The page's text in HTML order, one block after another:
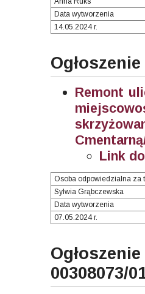
Data wytworzenia
14.05.2024 r.
Remont
Link
Osoba odpowiedzialna za
Sylwia Grąbczewska
Data wytworzenia
07.05.2024 r.
00308073/